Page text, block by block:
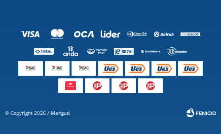
© Copyright 2026 / Mangusi